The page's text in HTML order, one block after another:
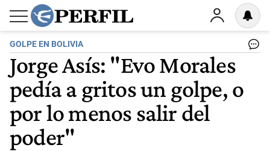
GOLPE EN BOLIVIA
Jorge Asís: "Evo Morales
pedía a gritos un golpe, o
por lo menos salir del
poder"